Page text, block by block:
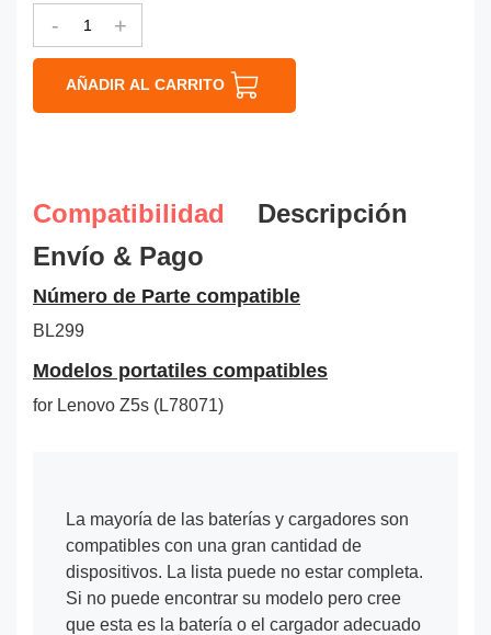
- +
AÑADIR AL CARRITO
Compatibilidad
Descripción
Envío & Pago
Número de Parte compatible
BL299
Modelos portatiles compatibles
for Lenovo Z5s (L78071)
La mayoría de las baterías y cargadores son
compatibles con una gran cantidad de
dispositivos. La lista puede no estar completa.
Si no puede encontrar su modelo pero cree
que esta es la batería o el cargador adecuado